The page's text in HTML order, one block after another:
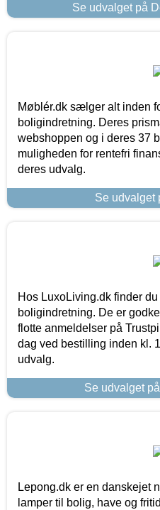
Se udvalget på
Møblér.dk sælger alt inden
boligindretning. Deres
webshoppen og i deres 37
muligheden for rentefri
deres udvalg.
Se udvalget
Hos LuxoLiving.dk finder
boligindretning. De er
flotte anmeldelser på
dag ved bestilling inden kl.
udvalg.
Se udvalget
Lepong.dk er en danskejet
lamper til bolig, have og